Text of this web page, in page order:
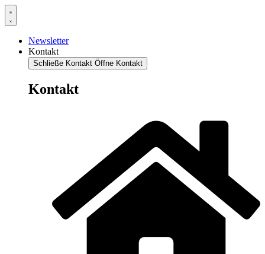
Newsletter
Kontakt
Schließe Kontakt Öffne Kontakt
Kontakt